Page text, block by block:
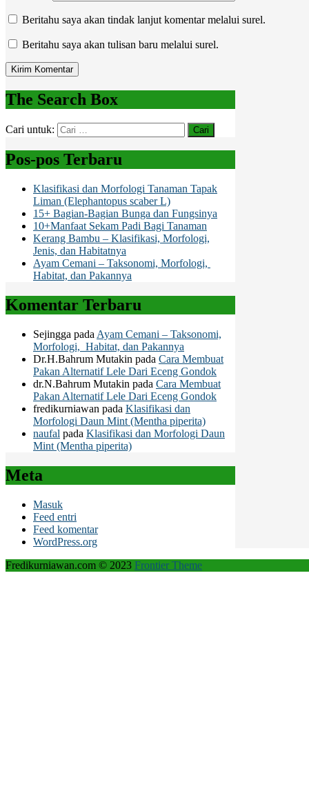
Beritahu saya akan tindak lanjut komentar melalui surel.
Beritahu saya akan tulisan baru melalui surel.
The Search Box
Cari untuk:
Pos-pos Terbaru
Klasifikasi dan Morfologi Tanaman Tapak
Liman (Elephantopus scaber L)
15+ Bagian-Bagian Bunga dan Fungsinya
10+Manfaat Sekam Padi Bagi Tanaman
Kerang Bambu – Klasifikasi, Morfologi,
Jenis, dan Habitatnya
Ayam Cemani – Taksonomi, Morfologi,
Habitat, dan Pakannya
Komentar Terbaru
Sejingga pada Ayam Cemani – Taksonomi,
Morfologi, Habitat, dan Pakannya
Dr.H.Bahrum Mutakin pada Cara Membuat
Pakan Alternatif Lele Dari Eceng Gondok
dr.N.Bahrum Mutakin pada Cara Membuat
Pakan Alternatif Lele Dari Eceng Gondok
fredikurniawan pada Klasifikasi dan
Morfologi Daun Mint (Mentha piperita)
naufal pada Klasifikasi dan Morfologi Daun
Mint (Mentha piperita)
Meta
Masuk
Feed entri
Feed komentar
WordPress.org
Fredikurniawan.com © 2023 Frontier Theme